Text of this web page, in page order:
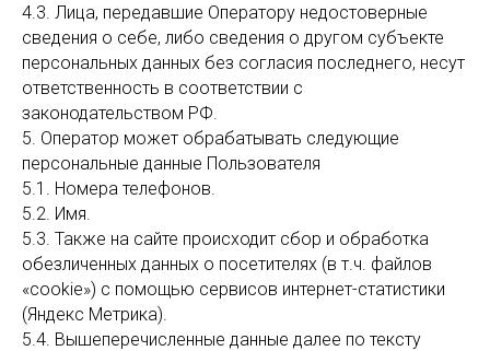
4.3. Лица, передавшие Оператору недостоверные
сведения о себе, либо сведения о другом субъекте
персональных данных без согласия последнего, несут
ответственность в соответствии с
законодательством РФ.
5. Оператор может обрабатывать следующие
персональные данные Пользователя
5.1. Номера телефонов.
5.2. Имя.
5.3. Также на сайте происходит сбор и обработка
обезличенных данных о посетителях (в т.ч. файлов
«cookie») с помощью сервисов интернет-статистики
(Яндекс Метрика).
5.4. Вышеперечисленные данные далее по тексту